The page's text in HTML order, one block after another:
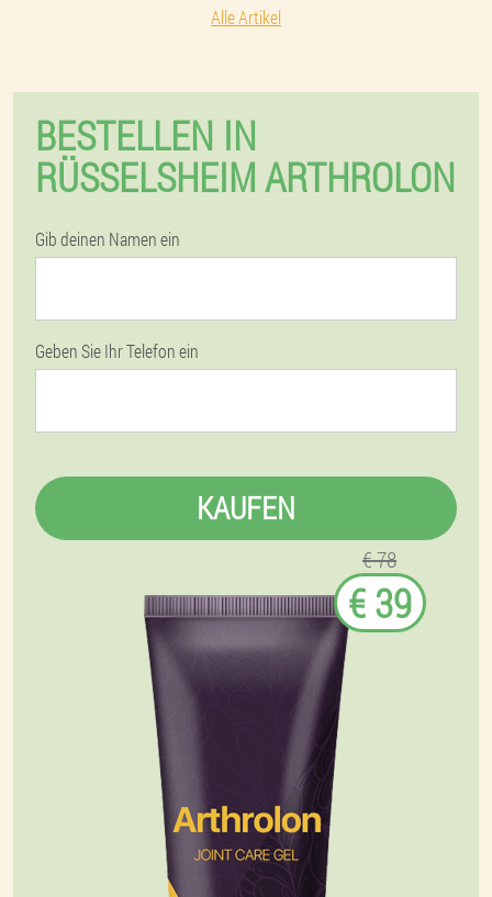
Alle Artikel
BESTELLEN IN
RÜSSELSHEIM ARTHROLON
Gib deinen Namen ein
Geben Sie Ihr Telefon ein
KAUFEN
€ 78
€ 39